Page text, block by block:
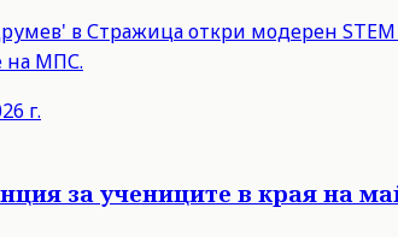
в Стражица откри модерен
на МПС.
г.
за учениците в края на